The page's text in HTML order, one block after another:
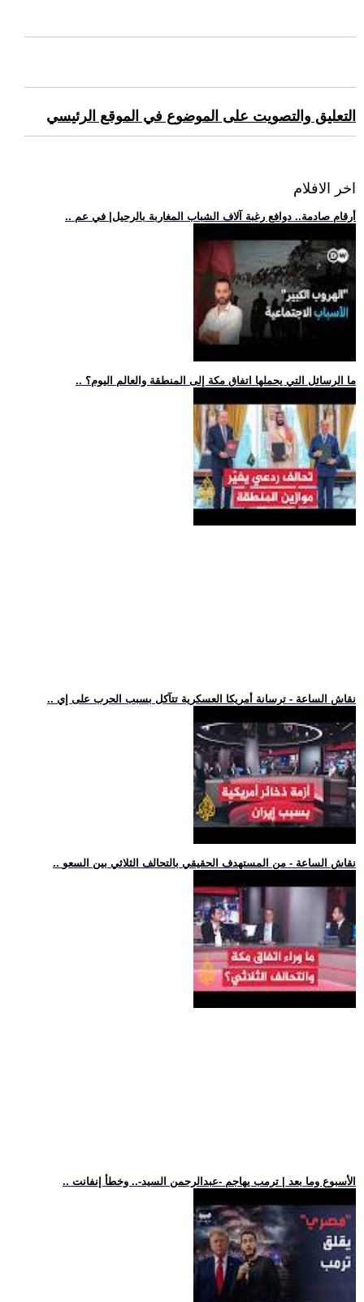
التعليق والتصويت على الموضوع في الموقع الرئيسي
اخر الافلام
.. أرقام صادمة.. دوافع رغبة آلاف الشباب المغاربة بالرحيل| في عم
.. ما الرسائل التي يحملها اتفاق مكة إلى المنطقة والعالم اليوم؟
.. نقاش الساعة - ترسانة أمريكا العسكرية تتآكل بسبب الحرب على إي
.. نقاش الساعة - من المستهدف الحقيقي بالتحالف الثلاثي بين السعو
.. الأسبوع وما بعد | ترمب يهاجم -عبدالرحمن السيد-.. وخطأ إنفانت